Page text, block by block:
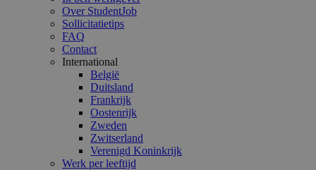
Over StudentJob
Sollicitatietips
FAQ
Contact
International
België
Duitsland
Frankrijk
Oostenrijk
Zweden
Zwitserland
Verenigd Koninkrijk
Werk per leeftijd